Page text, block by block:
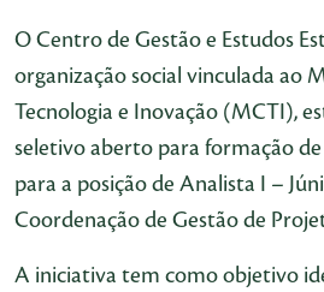
O Centro de Gestão e Estudos
organização social vinculada ao
Tecnologia e Inovação (MCTI),
seletivo aberto para formação
para a posição de Analista I –
Coordenação de Gestão de
A iniciativa tem como objetivo